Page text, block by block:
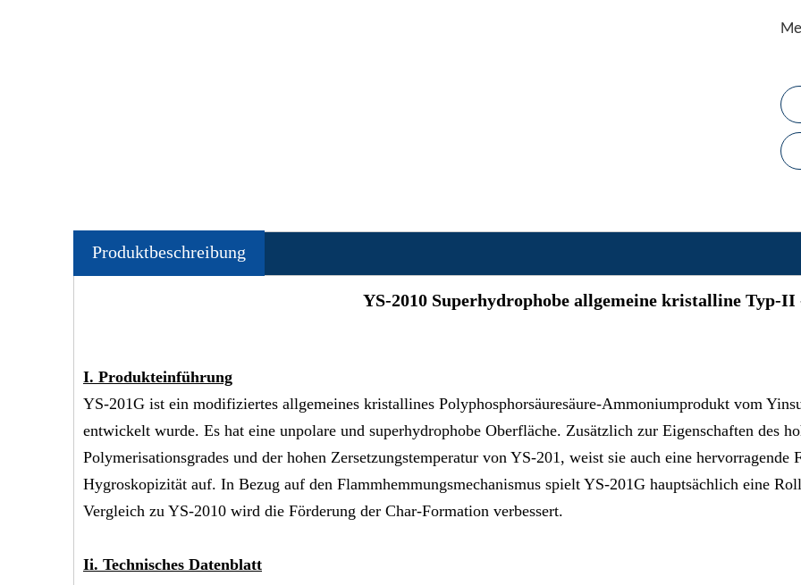
Produktbeschreibung
YS-2010 Superhydrophobe allgemeine kristalline Typ-II
I. Produkteinführung
YS-201G ist ein modifiziertes allgemeines kristallines Polyphosphorsäuresäure-Ammoniumprodukt vom
entwickelt wurde. Es hat eine unpolare und superhydrophobe Oberfläche. Zusätzlich zur Eigenschaften des
Polymerisationsgrades und der hohen Zersetzungstemperatur von YS-201, weist sie auch eine
Hygroskopizität auf. In Bezug auf den Flammhemmungsmechanismus spielt YS-201G hauptsächlich eine
Vergleich zu YS-2010 wird die Förderung der Char-Formation verbessert.
Ii. Technisches Datenblatt